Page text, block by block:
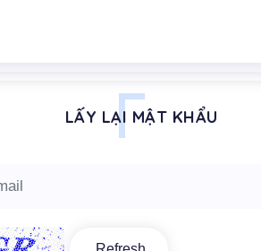
LẤY LẠI MẬT KHẨU